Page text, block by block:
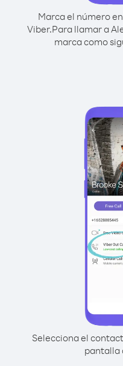
Marca el número
Viber.Para llamar a
marca como
Selecciona el
pantalla